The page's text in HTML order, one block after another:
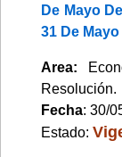
De Mayo
31 De
Area:
Resolución.
Fecha: 30/
Estado: